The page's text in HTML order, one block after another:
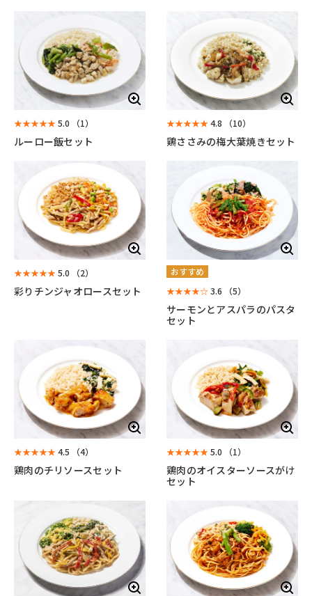
★★★★★5.0 （1）
ルーロー飯セット
★★★★★4.8 （10）
鶏ささみの梅大葉焼きセット
★★★★★5.0 （2）
彩りチンジャオロースセット
おすすめ
★★★★☆3.6 （5）
サーモンとアスパラのパスタ
セット
★★★★★4.5 （4）
鶏肉のチリソースセット
★★★★★5.0 （1）
鶏肉のオイスターソースがけ
セット